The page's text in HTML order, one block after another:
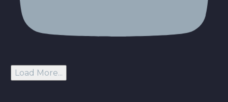
Load More...